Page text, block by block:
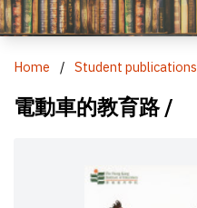
Home / Student publications
電動車的教育路 /